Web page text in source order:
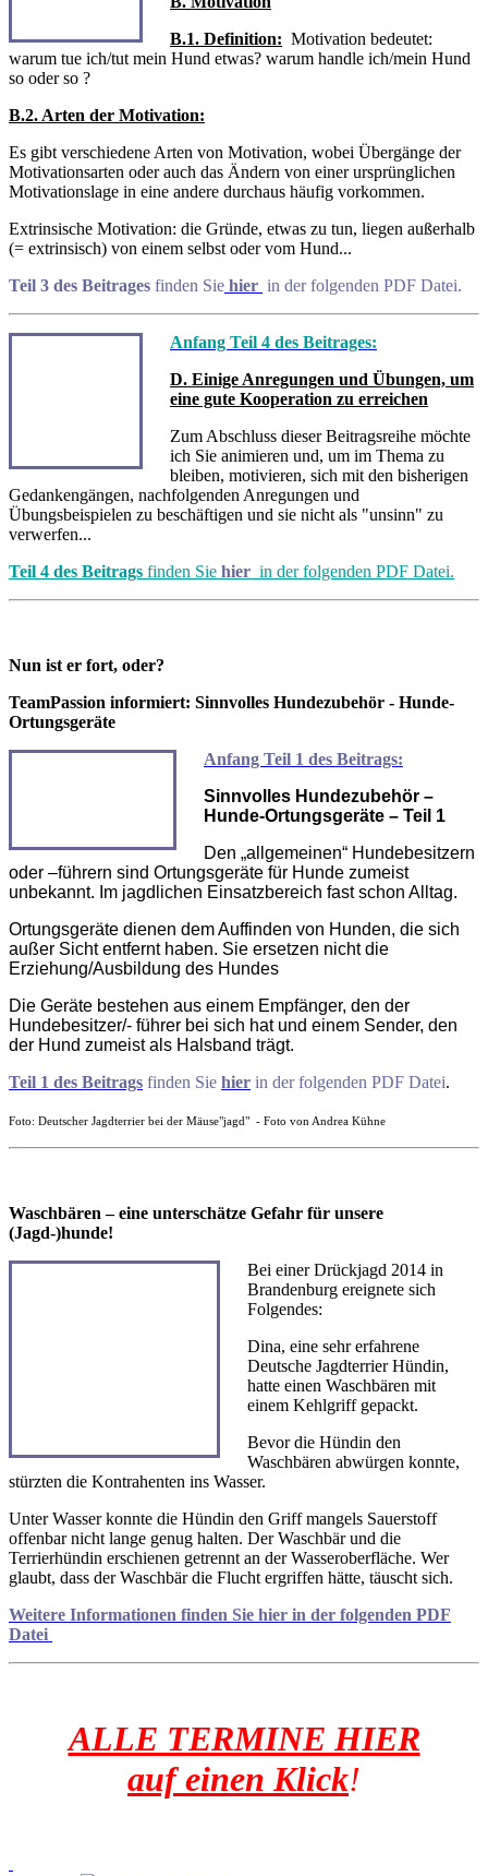
B.1. Definition: Motivation bedeutet:
warum tue ich/tut mein Hund etwas? warum handle ich/mein Hund
so oder so ?
B.2. Arten der Motivation:
Es gibt verschiedene Arten von Motivation, wobei Übergänge der
Motivationsarten oder auch das Ändern von einer ursprünglichen
Motivationslage in eine andere durchaus häufig vorkommen.
Extrinsische Motivation: die Gründe, etwas zu tun, liegen außerhalb
(= extrinsisch) von einem selbst oder vom Hund...
Teil 3 des Beitrages finden Sie hier in der folgenden PDF Datei.
Anfang Teil 4 des Beitrages:
D. Einige Anregungen und Übungen, um
eine gute Kooperation zu erreichen
Zum Abschluss dieser Beitragsreihe möchte
ich Sie animieren und, um im Thema zu
bleiben, motivieren, sich mit den bisherigen
Gedankengängen, nachfolgenden Anregungen und
Übungsbeispielen zu beschäftigen und sie nicht als "unsinn" zu
verwerfen...
Teil 4 des Beitrags finden Sie hier in der folgenden PDF Datei.
Nun ist er fort, oder?
TeamPassion informiert: Sinnvolles Hundezubehör - Hunde-
Ortungsgeräte
Anfang Teil 1 des Beitrags:
Sinnvolles Hundezubehör –
Hunde-Ortungsgeräte – Teil 1
Den „allgemeinen“ Hundebesitzern
oder –führern sind Ortungsgeräte für Hunde zumeist
unbekannt. Im jagdlichen Einsatzbereich fast schon Alltag.
Ortungsgeräte dienen dem Auffinden von Hunden, die sich
außer Sicht entfernt haben. Sie ersetzen nicht die
Erziehung/Ausbildung des Hundes
Die Geräte bestehen aus einem Empfänger, den der
Hundebesitzer/- führer bei sich hat und einem Sender, den
der Hund zumeist als Halsband trägt.
Teil 1 des Beitrags finden Sie hier in der folgenden PDF Datei.
Foto: Deutscher Jagdterrier bei der Mäuse"jagd" - Foto von Andrea Kühne
Waschbären – eine unterschätze Gefahr für unsere
(Jagd-)hunde!
Bei einer Drückjagd 2014 in
Brandenburg ereignete sich
Folgendes:
Dina, eine sehr erfahrene
Deutsche Jagdterrier Hündin,
hatte einen Waschbären mit
einem Kehlgriff gepackt.
Bevor die Hündin den
Waschbären abwürgen konnte,
stürzten die Kontrahenten ins Wasser.
Unter Wasser konnte die Hündin den Griff mangels Sauerstoff
offenbar nicht lange genug halten. Der Waschbär und die
Terrierhündin erschienen getrennt an der Wasseroberfläche. Wer
glaubt, dass der Waschbär die Flucht ergriffen hätte, täuscht sich.
Weitere Informationen finden Sie hier in der folgenden PDF
Datei
ALLE TERMINE HIER
auf einen Klick!